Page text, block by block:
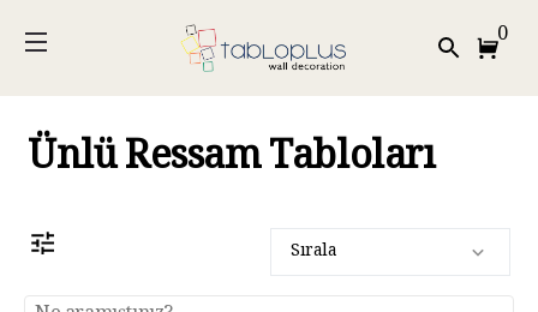
0
Ünlü Ressam Tabloları
Sırala